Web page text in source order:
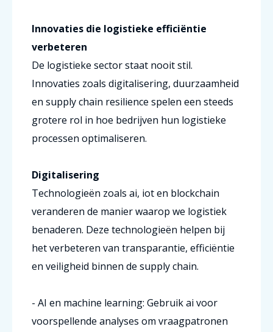
Innovaties die logistieke efficiëntie
verbeteren
De logistieke sector staat nooit stil.
Innovaties zoals digitalisering, duurzaamheid
en supply chain resilience spelen een steeds
grotere rol in hoe bedrijven hun logistieke
processen optimaliseren.
Digitalisering
Technologieën zoals ai, iot en blockchain
veranderen de manier waarop we logistiek
benaderen. Deze technologieën helpen bij
het verbeteren van transparantie, efficiëntie
en veiligheid binnen de supply chain.
- AI en machine learning: Gebruik ai voor
voorspellende analyses om vraagpatronen